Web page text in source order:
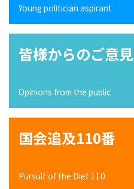
Young politician aspirant
皆様からのご意見
Opinions from the public
国会追及110番
Pursuit of the Diet 110